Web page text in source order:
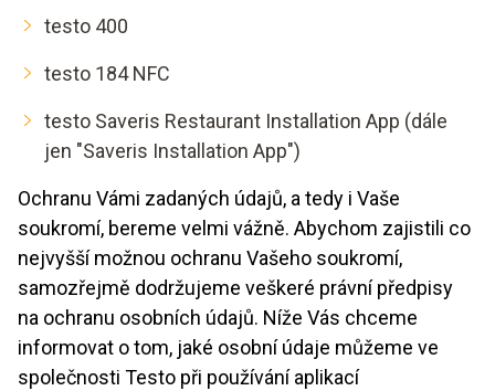
testo 400
testo 184 NFC
testo Saveris Restaurant Installation App (dále
jen "Saveris Installation App")
Ochranu Vámi zadaných údajů, a tedy i Vaše
soukromí, bereme velmi vážně. Abychom zajistili co
nejvyšší možnou ochranu Vašeho soukromí,
samozřejmě dodržujeme veškeré právní předpisy
na ochranu osobních údajů. Níže Vás chceme
informovat o tom, jaké osobní údaje můžeme ve
společnosti Testo při používání aplikací